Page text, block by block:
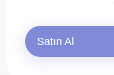
Satın Al